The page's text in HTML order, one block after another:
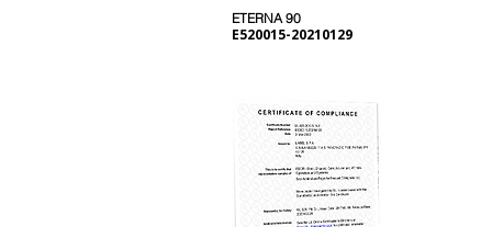
ETERNA 90
E520015-20210129